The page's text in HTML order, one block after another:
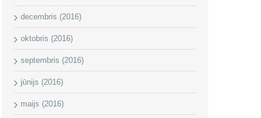
decembris (2016)
oktobris (2016)
septembris (2016)
jūnijs (2016)
maijs (2016)